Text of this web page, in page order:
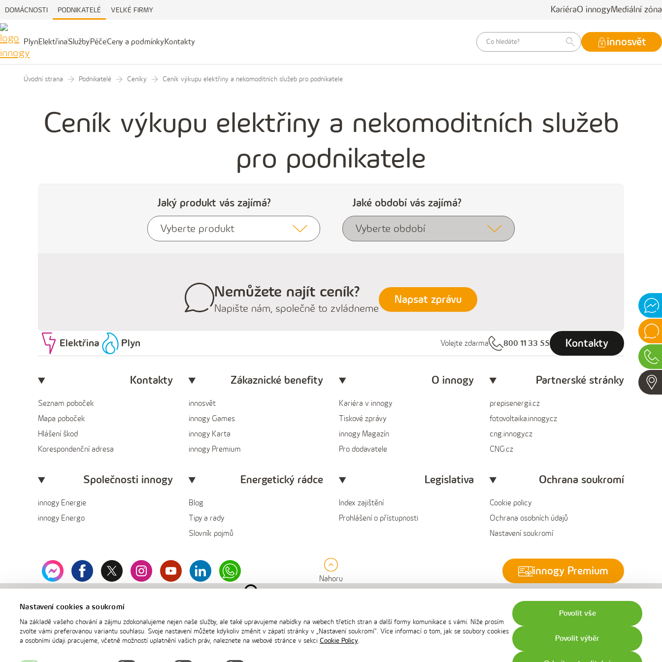
Nastavení cookies a soukromí
Na základě vašeho chování a zájmu zdokonalujeme nejen naše služby, ale také upravujeme nabídky na webech třetích stran a další formy komunikace s vámi. Níže prosím
zvolte vámi preferovanou variantu souhlasu. Svoje nastavení můžete kdykoliv změnit v zápatí stránky v „Nastavení soukromí". Více informací o tom, jak se soubory cookies
a osobními údaji pracujeme, včetně možností uplatnění vašich práv, naleznete na webové stránce v sekci Cookie Policy.
Povolit vše
Povolit výběr
DOMÁCNOSTI PODNIKATELÉ VELKÉ FIRMY KariéraO innogyMediální zóna
Plyn
PlynElektřina
ElektřinaSlužby
Služby Péče
PéčeCeny a podmínky
Ceny
podmínky
Kontakty
Kontakty
vyhledávací
dotaz
innosvět
Úvodní strana Podnikatelé Ceníky Ceník výkupu elektřiny a nekomoditních služeb pro podnikatele
Ceník výkupu elektřiny a nekomoditních služeb
pro podnikatele
Jaký produkt vás zajímá?
Vyberte produkt
Jaké období vás zajímá?
Vyberte období
Nemůžete najít ceník?
Napište nám, společně to zvládneme
Napsat zprávu
Elektřina Plyn Volejte zdarma 800 11 33 55 Kontakty
Kontakty
Seznam poboček
Mapa poboček
Hlášení škod
Korespondenční adresa
Zákaznické benefity
innosvět
innogy Games
innogy Karta
innogy Premium
O innogy
Kariéra v innogy
Tiskové zprávy
innogy Magazín
Pro dodavatele
Partnerské stránky
prepisenergii.cz
fotovoltaika.innogy.cz
cng.innogy.cz
CNG.cz
Společnosti innogy
innogy Energie
innogy Energo
Energetický rádce
Blog
Tipy a rady
Slovník pojmů
Legislativa
Index zajištění
Prohlášení o přístupnosti
Ochrana soukromí
Cookie policy
Ochrana osobních údajů
Nastavení soukromí
messengerfacebook
x
innogy
instagramyoutubeLinkedinWhatsapp innogy Premium
Nahoru
chat
chat